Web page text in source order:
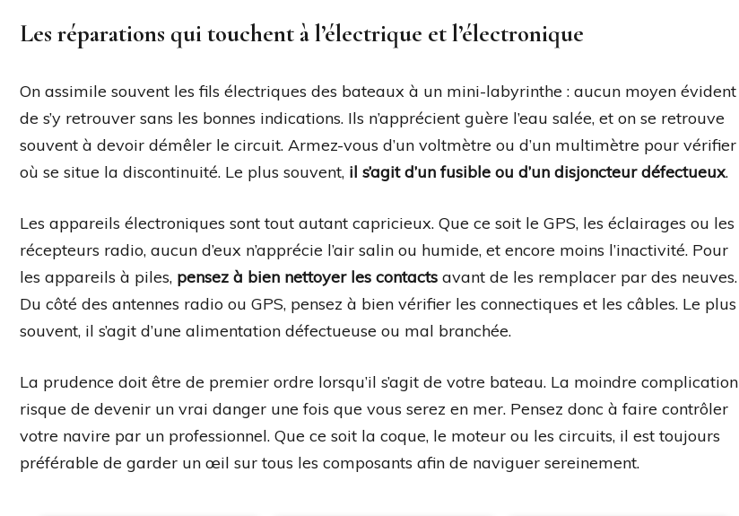
Les réparations qui touchent à l’électrique et l’électronique
On assimile souvent les fils électriques des bateaux à un mini-labyrinthe : aucun moyen évident
de s’y retrouver sans les bonnes indications. Ils n’apprécient guère l’eau salée, et on se retrouve
souvent à devoir démêler le circuit. Armez-vous d’un voltmètre ou d’un multimètre pour vérifier
où se situe la discontinuité. Le plus souvent, il s’agit d’un fusible ou d’un disjoncteur défectueux.
Les appareils électroniques sont tout autant capricieux. Que ce soit le GPS, les éclairages ou les
récepteurs radio, aucun d’eux n’apprécie l’air salin ou humide, et encore moins l’inactivité. Pour
les appareils à piles, pensez à bien nettoyer les contacts avant de les remplacer par des neuves.
Du côté des antennes radio ou GPS, pensez à bien vérifier les connectiques et les câbles. Le plus
souvent, il s’agit d’une alimentation défectueuse ou mal branchée.
La prudence doit être de premier ordre lorsqu’il s’agit de votre bateau. La moindre complication
risque de devenir un vrai danger une fois que vous serez en mer. Pensez donc à faire contrôler
votre navire par un professionnel. Que ce soit la coque, le moteur ou les circuits, il est toujours
préférable de garder un œil sur tous les composants afin de naviguer sereinement.